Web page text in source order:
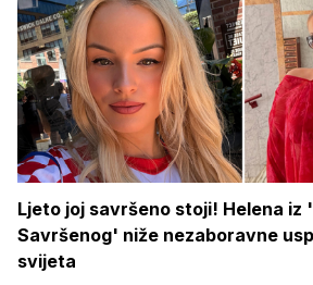
Ljeto joj savršeno stoji! Helena iz
Savršenog' niže nezaboravne
svijeta